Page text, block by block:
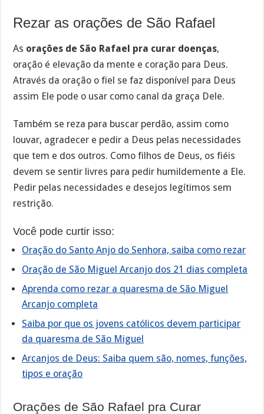
Rezar as orações de São Rafael
As orações de São Rafael pra curar doenças,
oração é elevação da mente e coração para Deus.
Através da oração o fiel se faz disponível para Deus
assim Ele pode o usar como canal da graça Dele.
Também se reza para buscar perdão, assim como
louvar, agradecer e pedir a Deus pelas necessidades
que tem e dos outros. Como filhos de Deus, os fiéis
devem se sentir livres para pedir humildemente a Ele.
Pedir pelas necessidades e desejos legítimos sem
restrição.
Você pode curtir isso:
Oração do Santo Anjo do Senhora, saiba como rezar
Oração de São Miguel Arcanjo dos 21 dias completa
Aprenda como rezar a quaresma de São Miguel
Arcanjo completa
Saiba por que os jovens católicos devem participar
da quaresma de São Miguel
Arcanjos de Deus: Saiba quem são, nomes, funções,
tipos e oração
Orações de São Rafael pra Curar